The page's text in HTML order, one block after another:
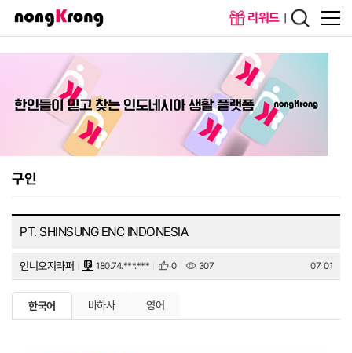
리워드
구인
PT. SHINSUNG ENC INDONESIA
인니오지라퍼 180.74.***.*** 0 307 07. 01
한국어 바하사 영어
메인화면